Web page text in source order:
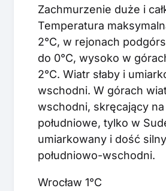
Zachmurzenie duże i
Temperatura
2°C, w rejonach
do 0°C, wysoko w
2°C. Wiatr słaby i
wschodni. W górach
wschodni, skręcający
południowe, tylko w
umiarkowany i dość
południowo-wschodni.
Wrocław 1°C